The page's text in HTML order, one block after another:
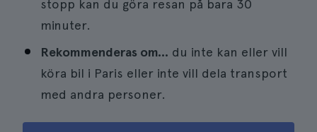
stopp kan du göra resan på bara 30
minuter.
Rekommenderas om... du inte kan eller vill
köra bil i Paris eller inte vill dela transport
med andra personer.